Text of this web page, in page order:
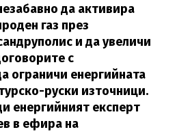
да активира
газ през
и да увеличи
с
ограничи енергийната
руски източници.
енергийният експерт
в ефира на